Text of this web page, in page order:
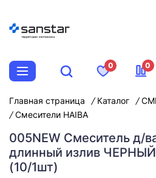
0 0
Главная страница Каталог
Смесители HAIBA
005NEW Смеситель д/
длинный излив ЧЕРНЫЙ
(10/1шт)